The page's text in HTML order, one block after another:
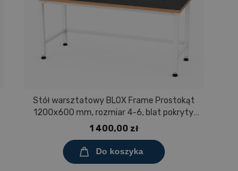
Stół warsztatowy BLOX Frame Prostokąt
1200x600 mm, rozmiar 4-6, blat pokryty
tworzywem polipropylenowym
1 400,00 zł
Do koszyka